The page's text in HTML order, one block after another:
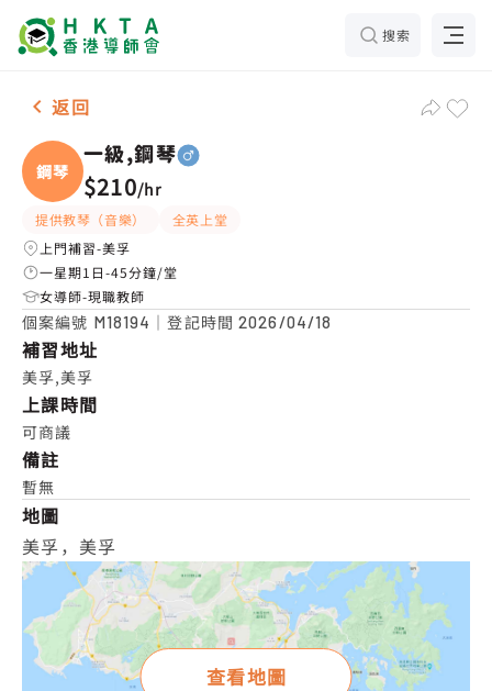
搜索
男-1名 一級,鋼琴，美孚 補習推介
返回
鋼琴
一級,鋼琴
$210/hr
提供教琴（音樂）
全英上堂
上門補習-美孚
一星期1日-45分鐘/堂
女導師-現職教師
個案編號 M18194 ｜登記時間2026/04/18
補習地址
美孚,美孚
上課時間
可商議
備註
暫無
地圖
美孚，美孚
查看地圖